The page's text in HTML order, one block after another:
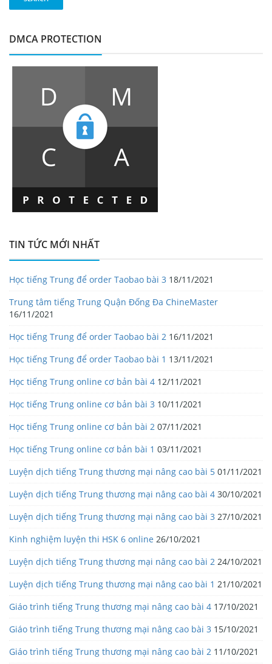
DMCA PROTECTION
TIN TỨC MỚI NHẤT
Học tiếng Trung để order Taobao bài 3 18/11/2021
Trung tâm tiếng Trung Quận Đống Đa ChineMaster
16/11/2021
Học tiếng Trung để order Taobao bài 2 16/11/2021
Học tiếng Trung để order Taobao bài 1 13/11/2021
Học tiếng Trung online cơ bản bài 4 12/11/2021
Học tiếng Trung online cơ bản bài 3 10/11/2021
Học tiếng Trung online cơ bản bài 2 07/11/2021
Học tiếng Trung online cơ bản bài 1 03/11/2021
Luyện dịch tiếng Trung thương mại nâng cao bài 5 01/11/2021
Luyện dịch tiếng Trung thương mại nâng cao bài 4 30/10/2021
Luyện dịch tiếng Trung thương mại nâng cao bài 3 27/10/2021
Kinh nghiệm luyện thi HSK 6 online 26/10/2021
Luyện dịch tiếng Trung thương mại nâng cao bài 2 24/10/2021
Luyện dịch tiếng Trung thương mại nâng cao bài 1 21/10/2021
Giáo trình tiếng Trung thương mại nâng cao bài 4 17/10/2021
Giáo trình tiếng Trung thương mại nâng cao bài 3 15/10/2021
Giáo trình tiếng Trung thương mại nâng cao bài 2 11/10/2021